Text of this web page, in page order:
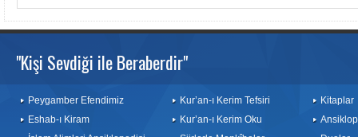
"Kişi Sevdiği ile Beraberdir"
Peygamber Efendimiz
Eshab-ı Kiram
Kur’an-ı Kerim Tefsiri
Kur’an-ı Kerim Oku
Kitaplar